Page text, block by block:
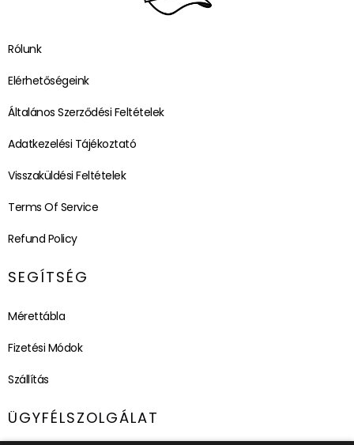
Rólunk
Elérhetőségeink
Általános Szerződési Feltételek
Adatkezelési Tájékoztató
Visszaküldési Feltételek
Terms Of Service
Refund Policy
SEGÍTSÉG
Mérettábla
Fizetési Módok
Szállítás
ÜGYFÉLSZOLGÁLAT